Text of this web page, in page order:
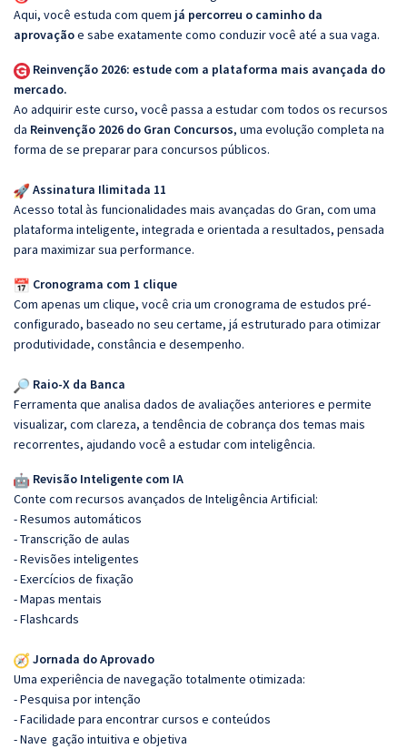
Aqui, você estuda com quem já percorreu o caminho da
aprovaçãoe sabe exatamente como conduzir você até a sua vaga.
Reinvenção 2026: estude com a plataforma mais avançada do
mercado.
Ao adquirir este curso, você passa a estudar com todos os recursos
da Reinvenção 2026 do Gran Concursos, uma evolução completa na
forma de se preparar para concursos públicos.
Assinatura Ilimitada 11
Acesso total às funcionalidades mais avançadas do Gran, com uma
plataforma inteligente, integrada e orientada a resultados, pensada
para maximizar sua performance.
Cronograma com 1 clique
Com apenas um clique, você cria um cronograma de estudos pré-
configurado, baseado no seu certame, já estruturado para otimizar
produtividade, constância e desempenho.
Raio-X da Banca
Ferramenta que analisa dados de avaliações anteriores e permite
visualizar, com clareza, a tendência de cobrança dos temas mais
recorrentes, ajudando você a estudar com inteligência.
Revisão Inteligente com IA
Conte com recursos avançados de Inteligência Artificial:
- Resumos automáticos
- Transcrição de aulas
- Revisões inteligentes
- Exercícios de fixação
- Mapas mentais
- Flashcards
Jornada do Aprovado
Uma experiência de navegação totalmente otimizada:
- Pesquisa por intenção
- Facilidade para encontrar cursos e conteúdos
- Nave gação intuitiva e objetiva